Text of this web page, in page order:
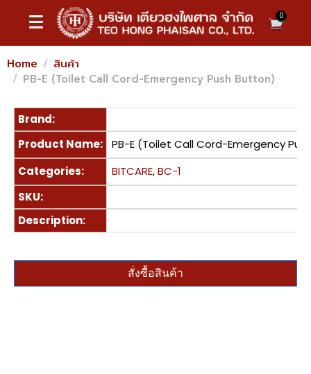
0
Home
สินค้า
PB-E (Toilet Call Cord-Emergency Push Button)
Brand:
Product Name:
PB-E (Toilet Call Cord-Emergency
Categories:
BITCARE,BC-1
SKU:
Description:
สั่งซื้อสินค้า